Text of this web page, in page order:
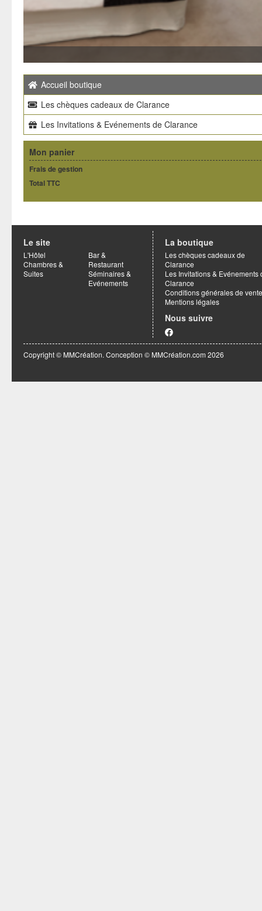
Accueil boutique
Les chèques cadeaux de Clarance
Les Invitations & Evénements de Clarance
Mon panier
Frais de gestion
Total TTC
Le site
L'Hôtel
Chambres &
Suites
Bar &
Restaurant
Séminaires &
Evénements
La boutique
Les chèques cadeaux de
Clarance
Les Invitations & Evénements
Clarance
Conditions générales de vente
Mentions légales
Nous suivre
Copyright © MMCréation. Conception © MMCréation.com 2026